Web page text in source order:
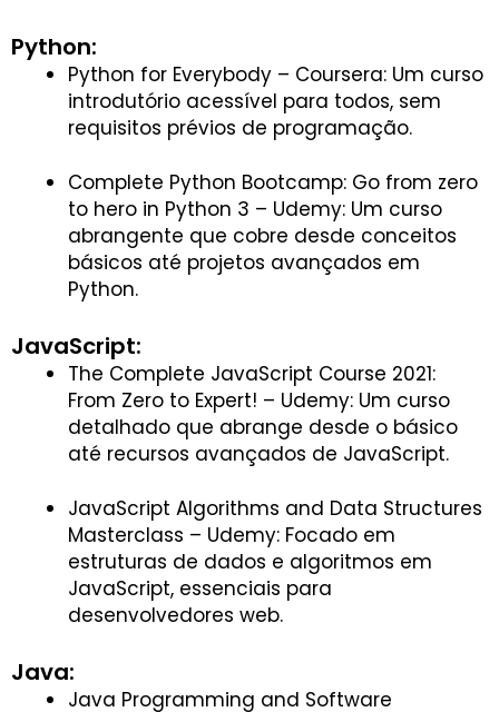
Python:
Python for Everybody – Coursera: Um curso
introdutório acessível para todos, sem
requisitos prévios de programação.
Complete Python Bootcamp: Go from zero
to hero in Python 3 – Udemy: Um curso
abrangente que cobre desde conceitos
básicos até projetos avançados em
Python.
JavaScript:
The Complete JavaScript Course 2021:
From Zero to Expert! – Udemy: Um curso
detalhado que abrange desde o básico
até recursos avançados de JavaScript.
JavaScript Algorithms and Data Structures
Masterclass – Udemy: Focado em
estruturas de dados e algoritmos em
JavaScript, essenciais para
desenvolvedores web.
Java:
Java Programming and Software